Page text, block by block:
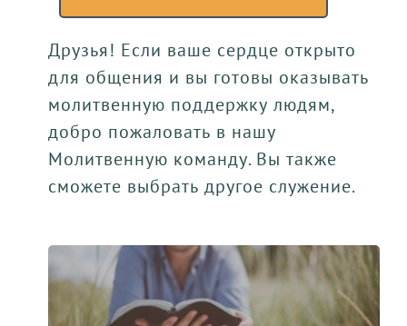
Друзья! Если ваше сердце открыто
для общения и вы готовы оказывать
молитвенную поддержку людям,
добро пожаловать в нашу
Молитвенную команду. Вы также
сможете выбрать другое служение.